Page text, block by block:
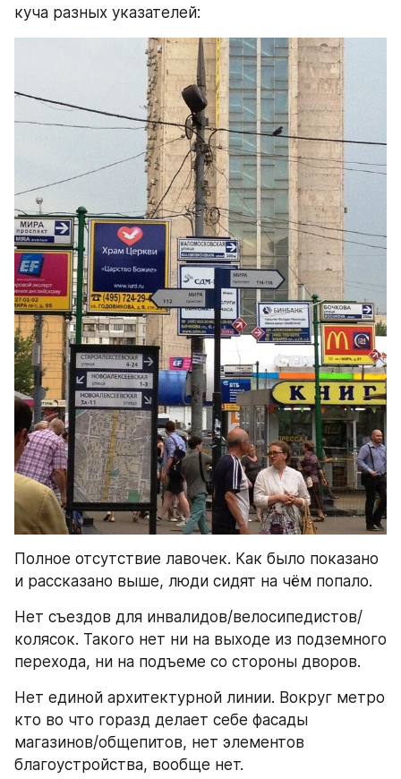
куча разных указателей:
Полное отсутствие лавочек. Как было показано
и рассказано выше, люди сидят на чём попало.
Нет съездов для инвалидов/велосипедистов/
колясок. Такого нет ни на выходе из подземного
перехода, ни на подъеме со стороны дворов.
Нет единой архитектурной линии. Вокруг метро
кто во что горазд делает себе фасады
магазинов/общепитов, нет элементов
благоустройства, вообще нет.